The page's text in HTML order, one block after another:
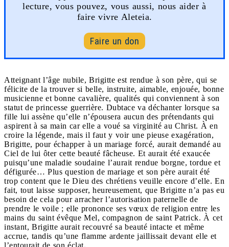
lecture, vous pouvez, vous aussi, nous aider à
faire vivre Aleteia.
Faire un don
Atteignant l’âge nubile, Brigitte est rendue à son père, qui se
félicite de la trouver si belle, instruite, aimable, enjouée, bonne
musicienne et bonne cavalière, qualités qui conviennent à son
statut de princesse guerrière. Dubtace va déchanter lorsque sa
fille lui assène qu’elle n’épousera aucun des prétendants qui
aspirent à sa main car elle a voué sa virginité au Christ. À en
croire la légende, mais il faut y voir une pieuse exagération,
Brigitte, pour échapper à un mariage forcé, aurait demandé au
Ciel de lui ôter cette beauté fâcheuse. Et aurait été exaucée
puisqu’une maladie soudaine l’aurait rendue borgne, tordue et
défigurée… Plus question de mariage et son père aurait été
trop content que le Dieu des chrétiens veuille encore d’elle. En
fait, tout laisse supposer, heureusement, que Brigitte n’a pas eu
besoin de cela pour arracher l’autorisation paternelle de
prendre le voile ; elle prononce ses vœux de religion entre les
mains du saint évêque Mel, compagnon de saint Patrick. À cet
instant, Brigitte aurait recouvré sa beauté intacte et même
accrue, tandis qu’une flamme ardente jaillissait devant elle et
l’entourait de son éclat.